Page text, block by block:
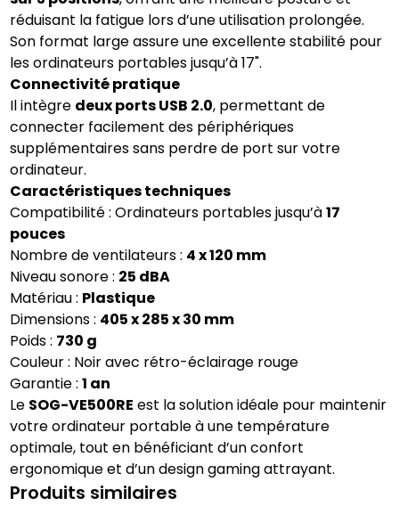
réduisant la fatigue lors d’une utilisation prolongée.
Son format large assure une excellente stabilité pour
les ordinateurs portables jusqu’à 17".
Connectivité pratique
Il intègre deux ports USB 2.0, permettant de
connecter facilement des périphériques
supplémentaires sans perdre de port sur votre
ordinateur.
Caractéristiques techniques
Compatibilité : Ordinateurs portables jusqu’à17
pouces
Nombre de ventilateurs : 4 x 120 mm
Niveau sonore : 25 dBA
Matériau : Plastique
Dimensions : 405 x 285 x 30 mm
Poids : 730 g
Couleur : Noir avec rétro-éclairage rouge
Garantie :1 an
Le SOG-VE500RE est la solution idéale pour maintenir
votre ordinateur portable à une température
optimale, tout en bénéficiant d’un confort
ergonomique et d’un design gaming attrayant.
Produits similaires